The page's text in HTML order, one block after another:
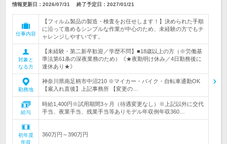
情報更新日：2026/07/31 終了予定日： 2027/01/21
仕事内容
【フィルム製品の製造・検査をお任せします！】決められた手順
に沿って進めるシンプルな作業が中心のため、未経験の方でもチ
ャレンジしやすいです。
対象と
なる方
【未経験・第二新卒歓迎／学歴不問】■18歳以上の方（※労働基
準法第61条の深夜業務のため）《★夜勤明け休み／4日勤務後に
連休あり★》
勤務地
神奈川県南足柄市中沼210 ※マイカー・バイク・自転車通勤OK
【雇入れ直後】上記事務所 【変更の…
給与
時給1,400円※試用期間3ヶ月（待遇変更なし）※上記以外に交代
手当、夜業手当、残業手当等ありモデル年収例年収360…
初年度
年収
360万円～390万円